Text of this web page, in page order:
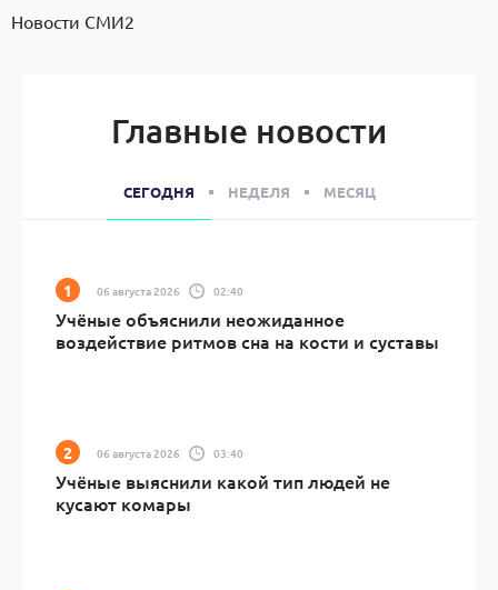
Новости СМИ2
Главные новости
СЕГОДНЯ НЕДЕЛЯ МЕСЯЦ
06 августа 2026 02:40
Учёные объяснили неожиданное
воздействие ритмов сна на кости и суставы
06 августа 2026 03:40
Учёные выяснили какой тип людей не
кусают комары